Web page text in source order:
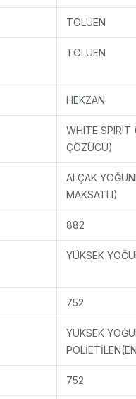
TOLUEN
TOLUEN
HEKZAN
WHITE SPIRIT
ÇÖZÜCÜ)
ALÇAK
MAKSATLI)
882
YÜKSEK
752
YÜKSEK
752